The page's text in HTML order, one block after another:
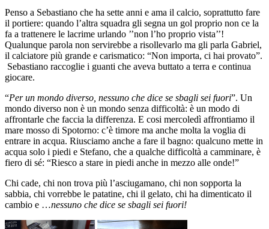
Penso a Sebastiano che ha sette anni e ama il calcio, soprattutto fare
il portiere: quando l’altra squadra gli segna un gol proprio non ce la
fa a trattenere le lacrime urlando ’’non l’ho proprio vista’’!
Qualunque parola non servirebbe a risollevarlo ma gli parla Gabriel,
il calciatore più grande e carismatico: “Non importa, ci hai provato”.
Sebastiano raccoglie i guanti che aveva buttato a terra e continua
giocare.
“Per un mondo diverso, nessuno che dice se sbagli sei fuori”. Un
mondo diverso non è un mondo senza difficoltà: è un modo di
affrontarle che faccia la differenza. E cosi mercoledì affrontiamo il
mare mosso di Spotorno: c’è timore ma anche molta la voglia di
entrare in acqua. Riusciamo anche a fare il bagno: qualcuno mette in
acqua solo i piedi e Stefano, che a qualche difficoltà a camminare, è
fiero di sé: “Riesco a stare in piedi anche in mezzo alle onde!”
Chi cade, chi non trova più l’asciugamano, chi non sopporta la
sabbia, chi vorrebbe le patatine, chi il gelato, chi ha dimenticato il
cambio e …nessuno che dice se sbagli sei fuori!